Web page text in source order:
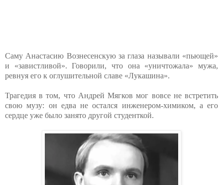
Саму Анастасию Вознесенскую за глаза называли «пьющей»
и «завистливой». Говорили, что она «уничтожала» мужа,
ревнуя его к оглушительной славе «Лукашина».
Трагедия в том, что Андрей Мягков мог вовсе не встретить
свою музу: он едва не остался инженером-химиком, а его
сердце уже было занято другой студенткой.